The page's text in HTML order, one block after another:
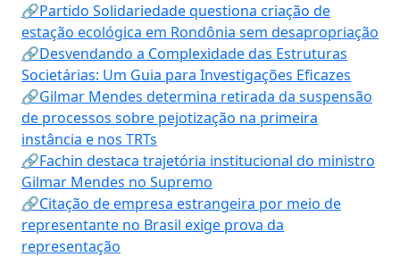
🔗Partido Solidariedade questiona criação de
estação ecológica em Rondônia sem desapropriação
🔗Desvendando a Complexidade das Estruturas
Societárias: Um Guia para Investigações Eficazes
🔗Gilmar Mendes determina retirada da suspensão
de processos sobre pejotização na primeira
instância e nos TRTs
🔗Fachin destaca trajetória institucional do ministro
Gilmar Mendes no Supremo
🔗Citação de empresa estrangeira por meio de
representante no Brasil exige prova da
representação